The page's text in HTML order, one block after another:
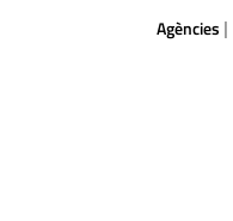
Agències |